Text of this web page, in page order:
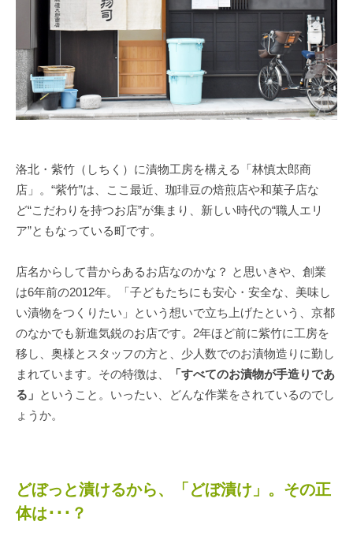
洛北・紫竹（しちく）に漬物工房を構える「林慎太郎商
店」。“紫竹”は、ここ最近、珈琲豆の焙煎店や和菓子店な
ど“こだわりを持つお店”が集まり、新しい時代の“職人エリ
ア”ともなっている町です。
店名からして昔からあるお店なのかな？ と思いきや、創業
は6年前の2012年。「子どもたちにも安心・安全な、美味し
い漬物をつくりたい」という想いで立ち上げたという、京都
のなかでも新進気鋭のお店です。2年ほど前に紫竹に工房を
移し、奥様とスタッフの方と、少人数でのお漬物造りに勤し
まれています。その特徴は、
「すべてのお漬物が手造りであ
る」 ということ。いったい、どんな作業をされているのでし
ょうか。
どぼっと漬けるから、「どぼ漬け」。その正
体は･･･？